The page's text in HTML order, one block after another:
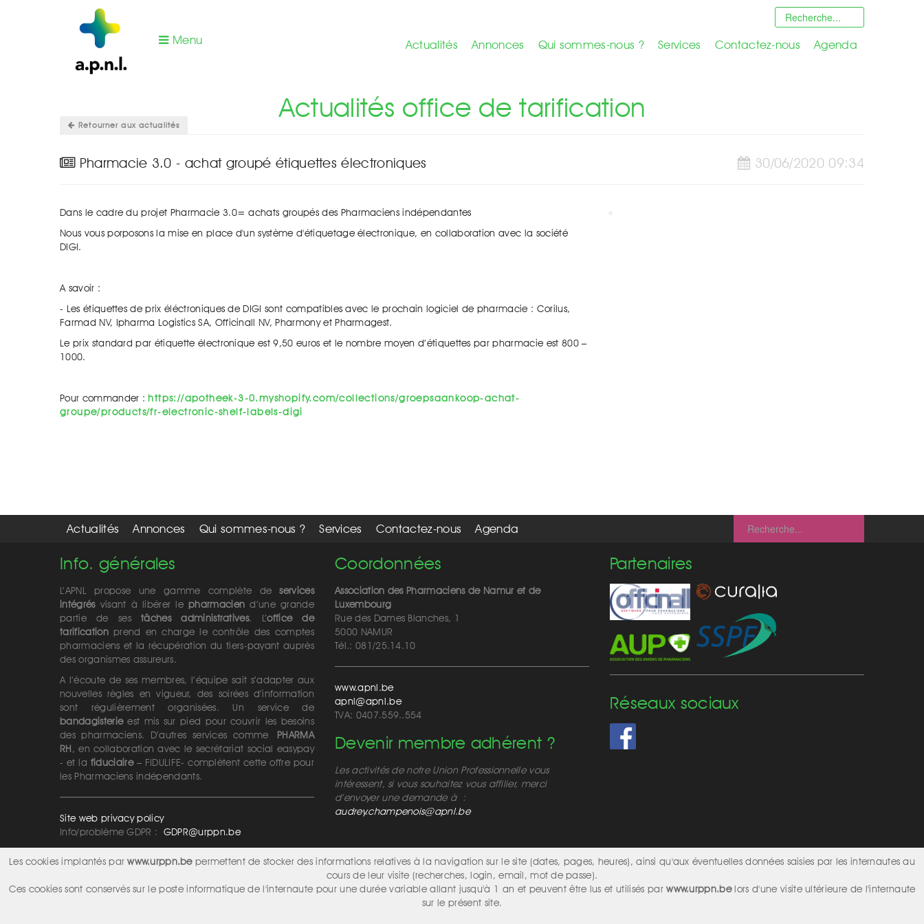
Menu Actualités Annonces Qui sommes-nous ? Services Contactez-nous Agenda
Retourner aux actualités
Actualités office de tarification
30/06/2020 09:34
Pharmacie 3.0 - achat groupé étiquettes électroniques
Dans le cadre du projet Pharmacie 3.0= achats groupés des Pharmaciens indépendantes
Nous vous porposons la mise en place d'un système d'étiquetage électronique, en collaboration avec la société
DIGI.
A savoir :
- Les étiquettes de prix éléctroniques de DIGI sont compatibles avec le prochain logiciel de pharmacie : Corilus,
Farmad NV, Ipharma Logistics SA, Officinall NV, Pharmony et Pharmagest.
Le prix standard par étiquette électronique est 9,50 euros et le nombre moyen d’étiquettes par pharmacie est 800 –
1000.
Pour commander : https://apotheek-3-0.myshopify.com/collections/groepsaankoop-achat-
groupe/products/fr-electronic-shelf-labels-digi
Actualités Annonces Qui sommes-nous ? Services Contactez-nous Agenda
Info. générales
L’APNL propose une gamme complète deservices
intégrésvisant à libérer lepharmacien d’une grande
partie de sestâches administratives. L’office de
tarificationprend en charge le contrôle des comptes
pharmaciens et la récupération du tiers-payant auprès
des organismes assureurs.
A l’écoute de ses membres, l’équipe sait s’adapter aux
nouvelles règles en vigueur, des soirées d’information
sont régulièrement organisées. Un service de
bandagisterieest mis sur pied pour couvrir les besoins
des pharmaciens. D’autres services comme PHARMA
RH, en collaboration avec le secrétariat social easypay
- et la fiduciaire– FIDULIFE- complètent cette offre pour
les Pharmaciens indépendants.
Site web privacy policy
Info/problème GDPR : GDPR@urppn.be
Coordonnées
Association des Pharmaciens de Namur et de
Luxembourg
Rue des Dames Blanches, 1
5000 NAMUR
Tél.: 081/25.14.10
www.apnl.be
apnl@apnl.be
TVA: 0407.559..554
Devenir membre adhérent ?
Les activités de notre Union Professionnelle vous
intéressent, si vous souhaitez vous affilier, merci
d’envoyer une demande à :
audrey.champenois@apnl.be
Partenaires
Réseaux sociaux
Les cookies implantés parwww.urppn.be permettent de stocker des informations relatives à la navigation sur le site (dates, pages, heures), ainsi qu'aux éventuelles données saisies par les internautes au
cours de leur visite (recherches, login, email, mot de passe).
Ces cookies sont conservés sur le poste informatique de l'internaute pour une durée variable allant jusqu'à 1 an et peuvent être lus et utilisés parwww.urppn.belors d'une visite ultérieure de l'internaute
sur le présent site.